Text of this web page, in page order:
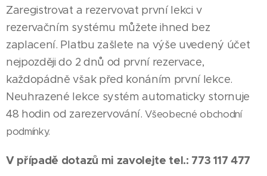
Zaregistrovat a rezervovat první lekci v
rezervačním systému můžete ihned bez
zaplacení. Platbu zašlete na výše uvedený účet
nejpozději do 2 dnů od první rezervace,
každopádně však před konáním první lekce.
Neuhrazené lekce systém automaticky stornuje
48 hodin od zarezervování.Všeobecné obchodní
podmínky.
V případě dotazů mi zavolejte tel.: 773 117 477